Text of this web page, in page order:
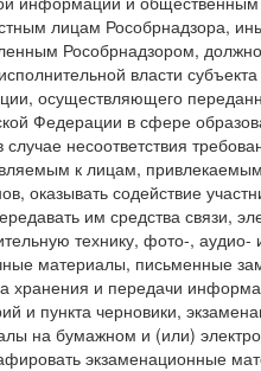
лицам Рособрнадзора,
Рособрнадзором,
власти
осуществляющего
Федерации в сфере
случае несоответствия
к лицам,
оказывать содействие
им средства связи,
технику, фото-, аудио-
материалы, письменные
хранения и передачи
и пункта черновики,
на бумажном и (или)
экзаменационные